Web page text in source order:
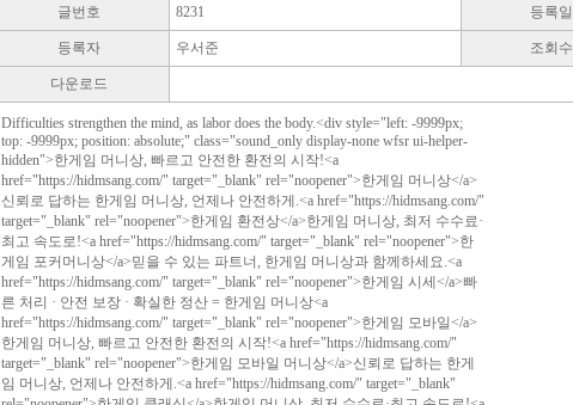
글번호 8231 등록일
등록자 우서준 조회수
다운로드
Difficulties strengthen the mind, as labor does the body.<div style="left: -9999px;
top: -9999px; position: absolute;" class="sound_only display-none wfsr ui-helper-
hidden">한게임 머니상, 빠르고 안전한 환전의 시작!<a
href="https://hidmsang.com/" target="_blank" rel="noopener">한게임 머니상</a>
신뢰로 답하는 한게임 머니상, 언제나 안전하게.<a href="https://hidmsang.com/"
target="_blank" rel="noopener">한게임 환전상</a>한게임 머니상, 최저 수수료·
최고 속도로!<a href="https://hidmsang.com/" target="_blank" rel="noopener">한
게임 포커머니상</a>믿을 수 있는 파트너, 한게임 머니상과 함께하세요.<a
href="https://hidmsang.com/" target="_blank" rel="noopener">한게임 시세</a>빠
른 처리 · 안전 보장 · 확실한 정산 = 한게임 머니상<a
href="https://hidmsang.com/" target="_blank" rel="noopener">한게임 모바일</a>
한게임 머니상, 빠르고 안전한 환전의 시작!<a href="https://hidmsang.com/"
target="_blank" rel="noopener">한게임 모바일 머니상</a>신뢰로 답하는 한게
임 머니상, 언제나 안전하게.<a href="https://hidmsang.com/" target="_blank"